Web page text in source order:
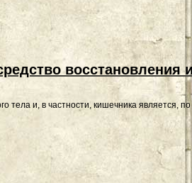
тела и, в частности, кишечника